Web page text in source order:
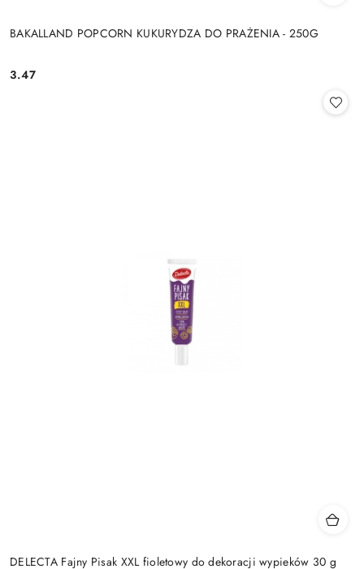
BAKALLAND POPCORN KUKURYDZA DO PRAŻENIA - 250G
Cena:
3.47
DELECTA Fajny Pisak XXL fioletowy do dekoracji wypieków 30 g